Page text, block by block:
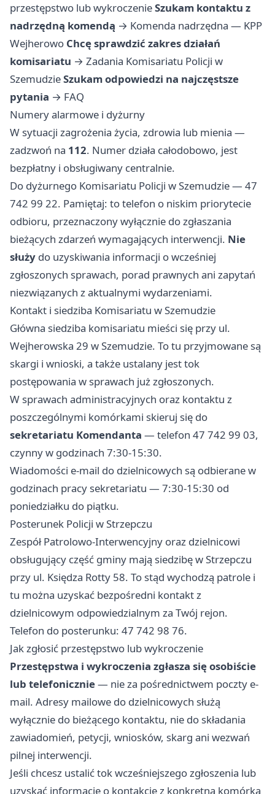
przestępstwo lub wykroczenieSzukam kontaktu z
nadrzędną komendą → Komenda nadrzędna — KPP
Wejherowo Chcę sprawdzić zakres działań
komisariatu → Zadania Komisariatu Policji w
SzemudzieSzukam odpowiedzi na najczęstsze
pytania → FAQ
Numery alarmowe i dyżurny
W sytuacji zagrożenia życia, zdrowia lub mienia —
zadzwoń na 112. Numer działa całodobowo, jest
bezpłatny i obsługiwany centralnie.
Do dyżurnego Komisariatu Policji w Szemudzie — 47
742 99 22. Pamiętaj: to telefon o niskim priorytecie
odbioru, przeznaczony wyłącznie do zgłaszania
bieżących zdarzeń wymagających interwencji. Nie
służy do uzyskiwania informacji o wcześniej
zgłoszonych sprawach, porad prawnych ani zapytań
niezwiązanych z aktualnymi wydarzeniami.
Kontakt i siedziba Komisariatu w Szemudzie
Główna siedziba komisariatu mieści się przy ul.
Wejherowska 29 w Szemudzie. To tu przyjmowane są
skargi i wnioski, a także ustalany jest tok
postępowania w sprawach już zgłoszonych.
W sprawach administracyjnych oraz kontaktu z
poszczególnymi komórkami skieruj się do
sekretariatu Komendanta — telefon 47 742 99 03,
czynny w godzinach 7:30-15:30.
Wiadomości e-mail do dzielnicowych są odbierane w
godzinach pracy sekretariatu — 7:30-15:30 od
poniedziałku do piątku.
Posterunek Policji w Strzepczu
Zespół Patrolowo-Interwencyjny oraz dzielnicowi
obsługujący część gminy mają siedzibę w Strzepczu
przy ul. Księdza Rotty 58. To stąd wychodzą patrole i
tu można uzyskać bezpośredni kontakt z
dzielnicowym odpowiedzialnym za Twój rejon.
Telefon do posterunku: 47 742 98 76.
Jak zgłosić przestępstwo lub wykroczenie
Przestępstwa i wykroczenia zgłasza się osobiście
lub telefonicznie— nie za pośrednictwem poczty e-
mail. Adresy mailowe do dzielnicowych służą
wyłącznie do bieżącego kontaktu, nie do składania
zawiadomień, petycji, wniosków, skarg ani wezwań
pilnej interwencji.
Jeśli chcesz ustalić tok wcześniejszego zgłoszenia lub
uzyskać informacje o kontakcie z konkretną komórką